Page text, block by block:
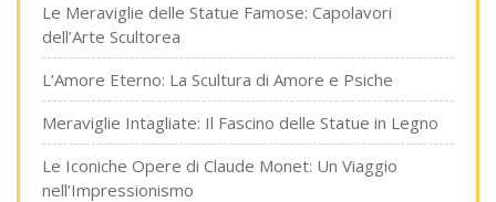
Le Meraviglie delle Statue Famose: Capolavori
dell’Arte Scultorea
L’Amore Eterno: La Scultura di Amore e Psiche
Meraviglie Intagliate: Il Fascino delle Statue in Legno
Le Iconiche Opere di Claude Monet: Un Viaggio
nell’Impressionismo